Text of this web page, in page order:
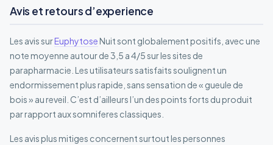
Avis et retours d’experience
Les avis surEuphytoseNuit sont globalement positifs, avec une
note moyenne autour de 3,5 a 4/5 sur les sites de
parapharmacie. Les utilisateurs satisfaits soulignent un
endormissement plus rapide, sans sensation de « gueule de
bois » au reveil. C’est d’ailleurs l’un des points forts du produit
par rapport aux somniferes classiques.
Les avis plus mitiges concernent surtout les personnes